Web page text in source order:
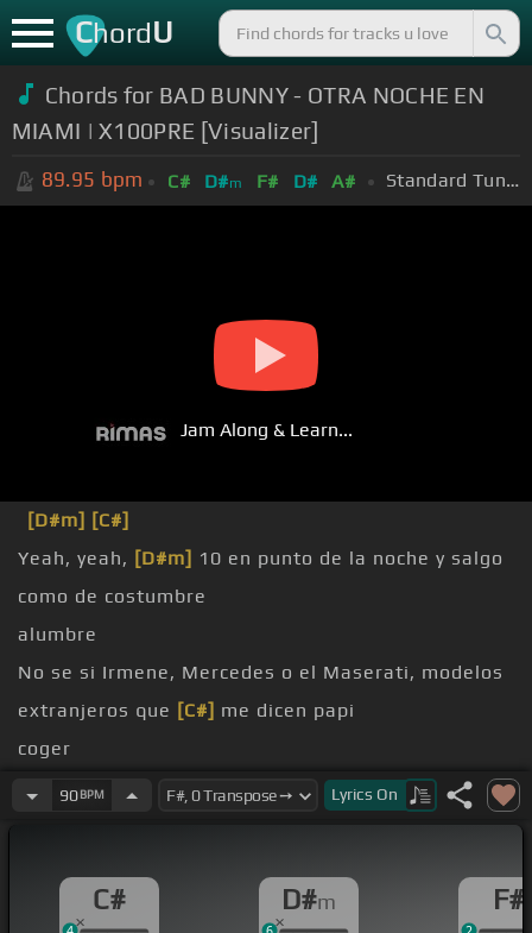
ChordU
Chords for BAD BUNNY - OTRA NOCHE EN
MIAMI | X100PRE [Visualizer]
89.95 bpm C# D#m F# D# A# Standard Tuning (EADGBE)
Jam Along & Learn...
[D#m] [C#]
Yeah, yeah, [D#m] 10 en punto de la noche y salgo
como de costumbre
alumbre
No se si Irmene, Mercedes o el Maserati, modelos
extranjeros que [C#] me dicen papi
coger
baña90BPM Lyrics On
C# D#m F#